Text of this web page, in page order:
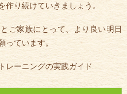
り続けていきましょう。
ご家族にとって、より良い明日
っています。
レーニングの実践ガイド